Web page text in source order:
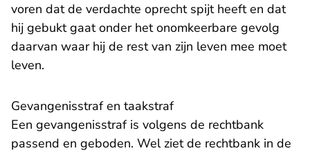
voren dat de verdachte oprecht spijt heeft en dat
hij gebukt gaat onder het onomkeerbare gevolg
daarvan waar hij de rest van zijn leven mee moet
leven.
Gevangenisstraf en taakstraf
Een gevangenisstraf is volgens de rechtbank
passend en geboden. Wel ziet de rechtbank in de